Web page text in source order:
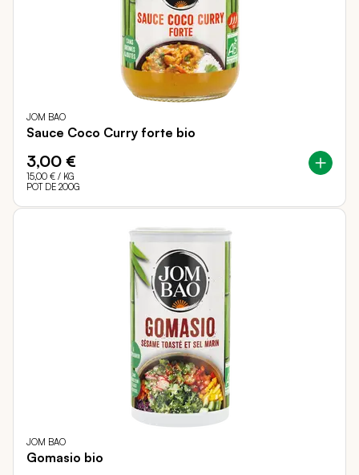
JOM BAO
Sauce Coco Curry forte bio
3,00 €
15,00 € / KG
POT DE 200G
JOM BAO
Gomasio bio